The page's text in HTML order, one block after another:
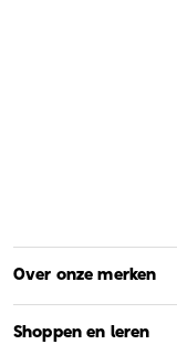
Over onze merken
Shoppen en leren